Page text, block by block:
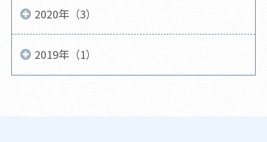
2020年（3）
2019年（1）